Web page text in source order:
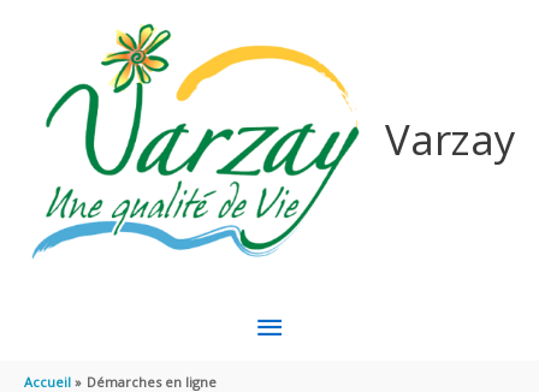
Varzay
MENU
Accueil Démarches en ligne